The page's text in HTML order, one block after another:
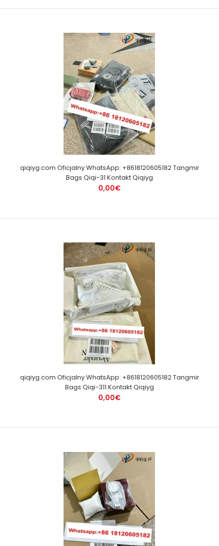
qiqiyg.com Oficjalny WhatsApp: +8618120605182 Tangmir
Bags Qiqi-31 Kontakt Qiqiyg
0,00€
qiqiyg.com Oficjalny WhatsApp: +8618120605182 Tangmir
Bags Qiqi-311 Kontakt Qiqiyg
0,00€